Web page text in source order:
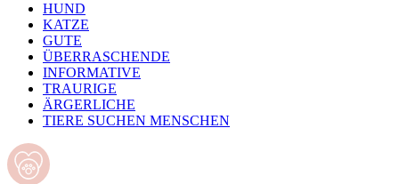
HUND
KATZE
GUTE
ÜBERRASCHENDE
INFORMATIVE
TRAURIGE
ÄRGERLICHE
TIERE SUCHEN MENSCHEN